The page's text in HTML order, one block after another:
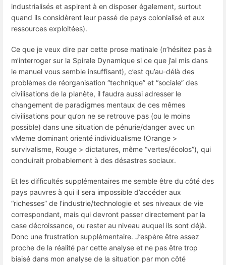
industrialisés et aspirent à en disposer également, surtout
quand ils considèrent leur passé de pays colonialisé et aux
ressources exploitées).
Ce que je veux dire par cette prose matinale (n’hésitez pas à
m’interroger sur la Spirale Dynamique si ce que j’ai mis dans
le manuel vous semble insuffisant), c’est qu’au-délà des
problèmes de réorganisation “technique” et “sociale” des
civilisations de la planète, il faudra aussi adresser le
changement de paradigmes mentaux de ces mêmes
civilisations pour qu’on ne se retrouve pas (ou le moins
possible) dans une situation de pénurie/danger avec un
vMeme dominant orienté individualisme (Orange >
survivalisme, Rouge > dictatures, même “vertes/écolos”), qui
conduirait probablement à des désastres sociaux.
Et les difficultés supplémentaires me semble être du côté des
pays pauvres à qui il sera impossible d’accéder aux
“richesses” de l’industrie/technologie et ses niveaux de vie
correspondant, mais qui devront passer directement par la
case décroissance, ou rester au niveau auquel ils sont déjà.
Donc une frustration supplémentaire. J’espère être assez
proche de la réalité par cette analyse et ne pas être trop
biaisé dans mon analyse de la situation par mon côté